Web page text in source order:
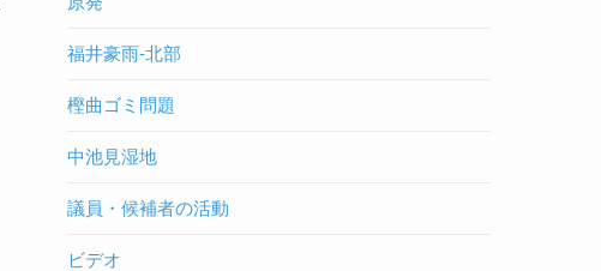
福井豪雨-北部
樫曲ゴミ問題
中池見湿地
議員・候補者の活動
ビデオ